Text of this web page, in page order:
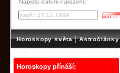
Napište datum narození:
Horoskopy světa | Astročlánky
Horoskopy přínáší: